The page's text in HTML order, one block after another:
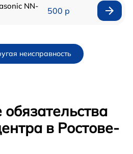
NN-
500 р
неисправность
в Ростове-